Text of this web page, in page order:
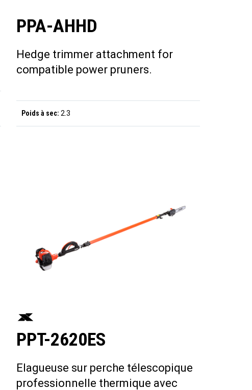
PPA-AHHD
Hedge trimmer attachment for
compatible power pruners.
Poids à sec: 2.3
PPT-2620ES
Elagueuse sur perche télescopique
professionnelle thermique avec